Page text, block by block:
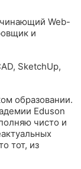
Web-
и
SketchUp,
образовании.
Eduson
чисто и
тот, из